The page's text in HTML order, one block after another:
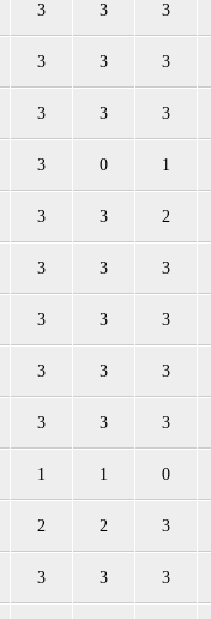
3 3 3
3 3 3
3 3 3
3 0 1
3 3 2
3 3 3
3 3 3
3 3 3
3 3 3
1 1 0
2 2 3
3 3 3